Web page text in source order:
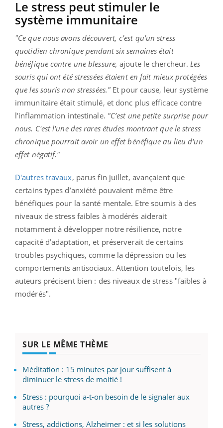
Le stress peut stimuler le
système immunitaire
"Ce que nous avons découvert, c'est qu'un stress
quotidien chronique pendant six semaines était
bénéfique contre une blessure,ajoute le chercheur. Les
souris qui ont été stressées étaient en fait mieux protégées
que les souris non stressées." Et pour cause, leur système
immunitaire était stimulé, et donc plus efficace contre
l'inflammation intestinale. "C’est une petite surprise pour
nous. C'est l'une des rares études montrant que le stress
chronique pourrait avoir un effet bénéfique au lieu d'un
effet négatif."
D'autres travaux, parus fin juillet, avançaient que
certains types d’anxiété pouvaient même être
bénéfiques pour la santé mentale. Etre soumis à des
niveaux de stress faibles à modérés aiderait
notamment à développer notre résilience, notre
capacité d’adaptation, et préserverait de certains
troubles psychiques, comme la dépression ou les
comportements antisociaux. Attention toutefois, les
auteurs précisent bien : des niveaux de stress "faibles à
modérés".
SUR LE MÊME THÈME
Méditation : 15 minutes par jour suffisent à
diminuer le stress de moitié !
Stress : pourquoi a-t-on besoin de le signaler aux
autres ?
Stress, addictions, Alzheimer : et si les solutions